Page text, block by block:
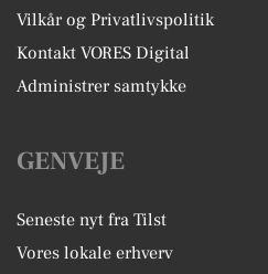
Vilkår og Privatlivspolitik
Kontakt VORES Digital
Administrer samtykke
GENVEJE
Seneste nyt fra Tilst
Vores lokale erhverv